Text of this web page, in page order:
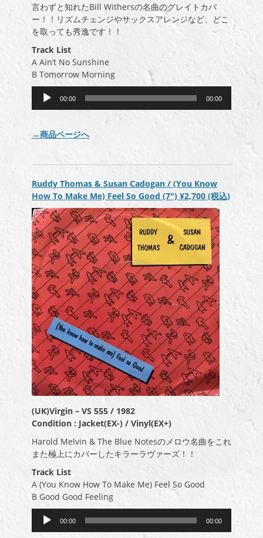
言わずと知れたBill Withersの名曲のグレイトカバ
ー！！リズムチェンジやサックスアレンジなど、どこ
を取っても秀逸です！！
Track List
A Ain’t No Sunshine
B Tomorrow Morning
ー
ー
00:00 00:00
→商品ページへ
Ruddy Thomas & Susan Cadogan / (You Know
How To Make Me) Feel So Good (7″) ¥2,700 (税込)
(UK)Virgin – VS 555 / 1982
Condition : Jacket(EX-) / Vinyl(EX+)
Harold Melvin & The Blue Notesのメロウ名曲をこれ
また極上にカバーしたキラーラヴァーズ！！
Track List
A (You Know How To Make Me) Feel So Good
B Good Good Feeling
00:00 00:00